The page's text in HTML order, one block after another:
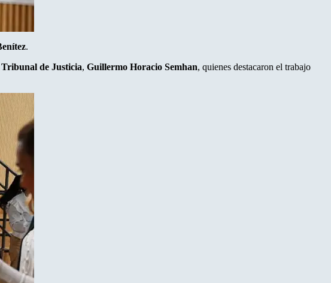
.
de Justicia, Guillermo Horacio Semhan, quienes destacaron el trabajo